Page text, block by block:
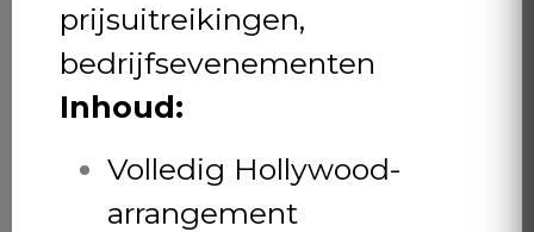
prijsuitreikingen,
bedrijfsevenementen
Inhoud:
Volledig Hollywood-
arrangement